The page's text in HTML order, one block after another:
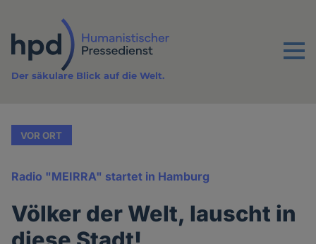
Inhalt
Menu
Der säkulare Blick auf die Welt.
VOR ORT
Radio "MEIRRA" startet in Hamburg
Völker der Welt, lauscht in